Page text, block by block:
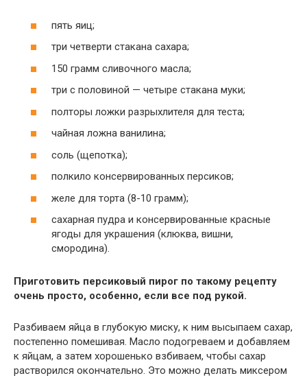
пять яиц;
три четверти стакана сахара;
150 грамм сливочного масла;
три с половиной — четыре стакана муки;
полторы ложки разрыхлителя для теста;
чайная ложна ванилина;
соль (щепотка);
полкило консервированных персиков;
желе для торта (8-10 грамм);
сахарная пудра и консервированные красные
ягоды для украшения (клюква, вишни,
смородина).
Приготовить персиковый пирог по такому рецепту
очень просто, особенно, если все под рукой.
Разбиваем яйца в глубокую миску, к ним высыпаем сахар,
постепенно помешивая. Масло подогреваем и добавляем
к яйцам, а затем хорошенько взбиваем, чтобы сахар
растворился окончательно. Это можно делать миксером